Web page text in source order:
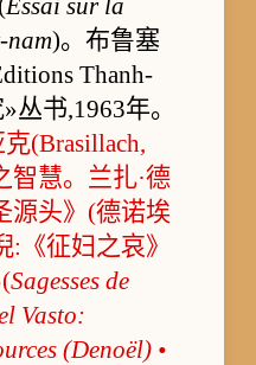
nam)。布鲁塞
Thanh-
丛书,1963年。
(Brasillach,
智慧。兰扎·德
源头》(德诺埃
:《征妇之哀》
Sagesses de
Vasto:
(Denoël) •